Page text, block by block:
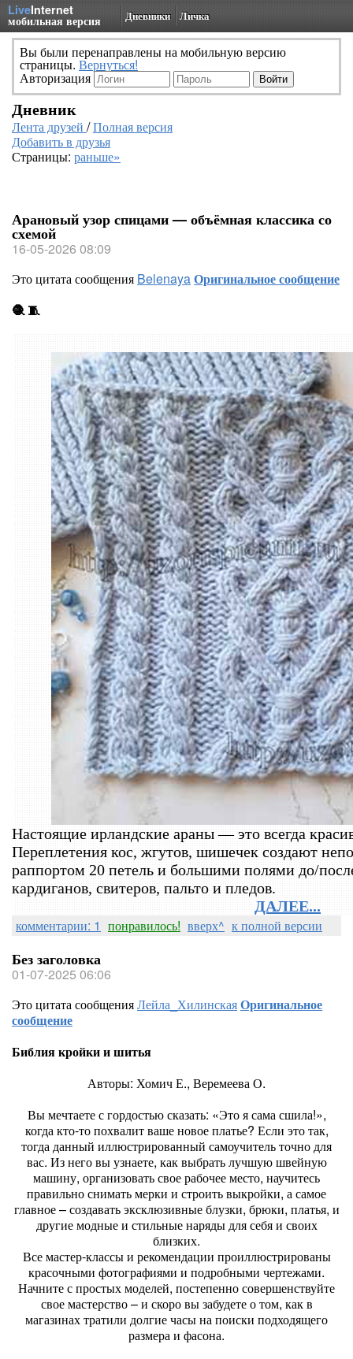
LiveInternet
мобильная версия Дневники Личка
Вы были перенаправлены на мобильную версию
страницы. Вернуться!
Авторизация
Дневник
Лента друзей /Полная версия
Добавить в друзья
Страницы: раньше»
Арановый узор спицами — объёмная классика со
схемой
16-05-2026 08:09
Это цитата сообщения BelenayaОригинальное сообщение
🧶 🧵
Настоящие ирландские араны — это всегда
Переплетения кос, жгутов, шишечек создают
раппортом 20 петель и большими полями до/
кардиганов, свитеров, пальто и пледов.
ДАЛЕЕ...
комментарии: 1 понравилось! вверх^ к полной версии
Без заголовка
01-07-2025 06:06
Это цитата сообщенияЛейла_ХилинскаяОригинальное
сообщение
Библия кройки и шитья
Авторы: Хомич Е., Веремеева О.
Вы мечтаете с гордостью сказать: «Это я сама сшила!»,
когда кто-то похвалит ваше новое платье? Если это так,
тогда данный иллюстрированный самоучитель точно для
вас. Из него вы узнаете, как выбрать лучшую швейную
машину, организовать свое рабочее место, научитесь
правильно снимать мерки и строить выкройки, а самое
главное – создавать эксклюзивные блузки, брюки, платья, и
другие модные и стильные наряды для себя и своих
близких.
Все мастер-классы и рекомендации проиллюстрированы
красочными фотографиями и подробными чертежами.
Начните с простых моделей, постепенно совершенствуйте
свое мастерство – и скоро вы забудете о том, как в
магазинах тратили долгие часы на поиски подходящего
размера и фасона.